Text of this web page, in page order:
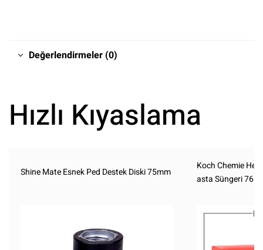
Değerlendirmeler (0)
Hızlı Kıyaslama
Shine Mate Esnek Ped Destek Diski 75mm
Koch Chemie
asta Süngeri 76